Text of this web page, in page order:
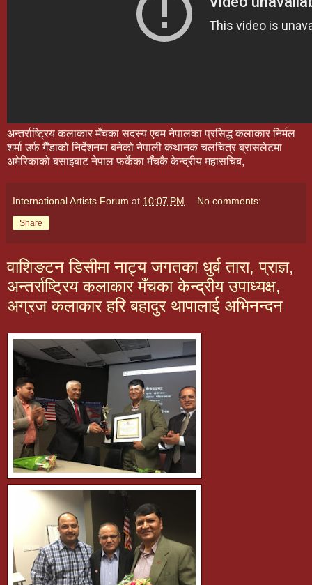
अन्तर्राष्ट्रिय कलाकार मँचका सदस्य एबम नेपालका प्रसिद्ध कलाकार निर्मल
शर्मा उर्फ गैँडाको निर्देशनमा बनेको नेपाली कथानक चलचित्र ब्रासलेटमा
अमेरिकाको बसाइबाट नेपाल फर्केका मँचकै केन्द्रीय महासचिब,
International Artists Forum at 10:07 PM No comments:
Share
वाशिङटन डिसीमा नाट्य जगतका धुर्ब तारा, प्राज्ञ,
अन्तर्राष्ट्रिय कलाकार मँचका केन्द्रीय उपाध्यक्ष,
अग्रज कलाकार हरि बहादुर थापालाई अभिनन्दन